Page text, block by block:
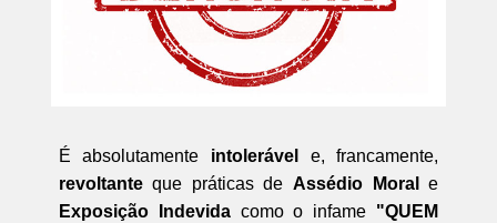
É absolutamente intolerável
e, francamente,
revoltanteque práticas deAssédio Moral
e
Exposição Indevidacomo o infame "QUEM